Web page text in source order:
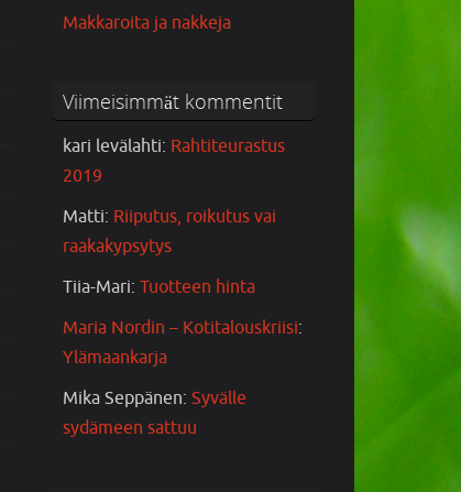
Makkaroita ja nakkeja
Viimeisimmät kommentit
kari levälahti: Rahtiteurastus
2019
Matti: Riiputus, roikutus vai
raakakypsytys
Tiia-Mari: Tuotteen hinta
Maria Nordin – Kotitalouskriisi:
Ylämaankarja
Mika Seppänen: Syvälle
sydämeen sattuu